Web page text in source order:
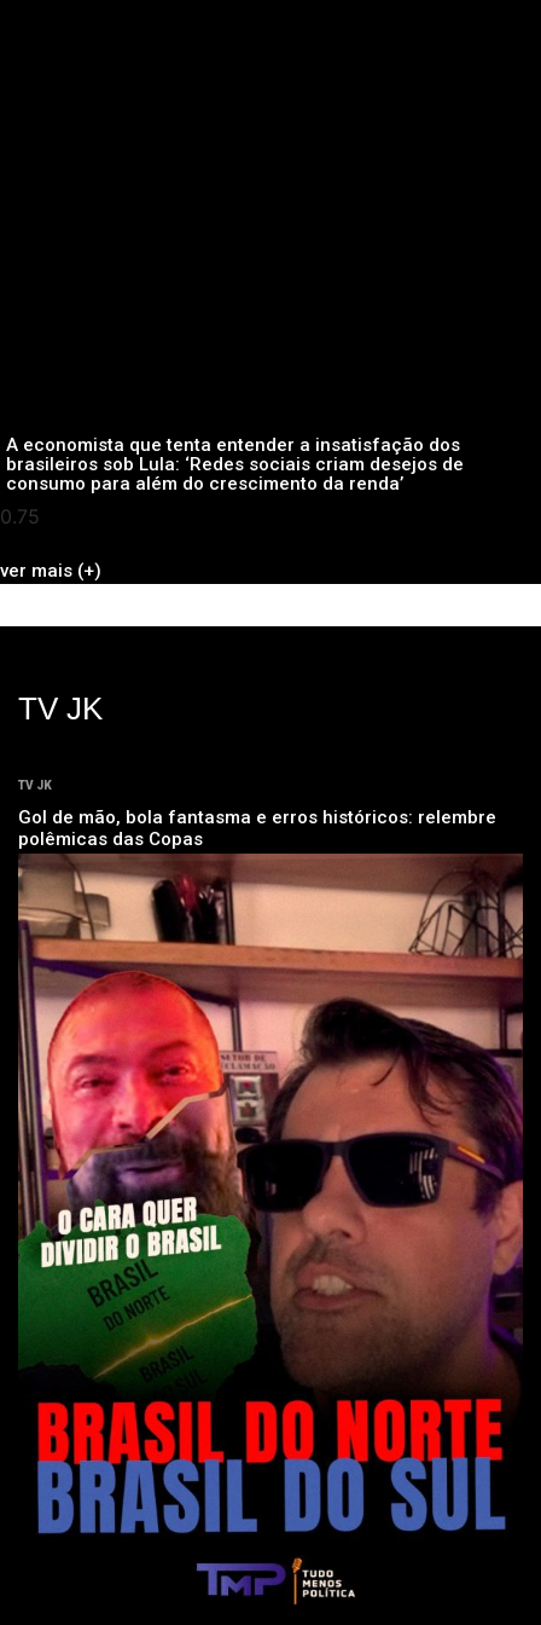
A economista que tenta entender a insatisfação dos
brasileiros sob Lula: ‘Redes sociais criam desejos de
consumo para além do crescimento da renda’
ver mais (+)
TV JK
TV JK
Gol de mão, bola fantasma e erros históricos: relembre
polêmicas das Copas